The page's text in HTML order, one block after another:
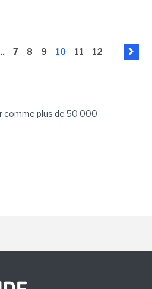
7 8 9 10 11 12
comme plus de 50 000